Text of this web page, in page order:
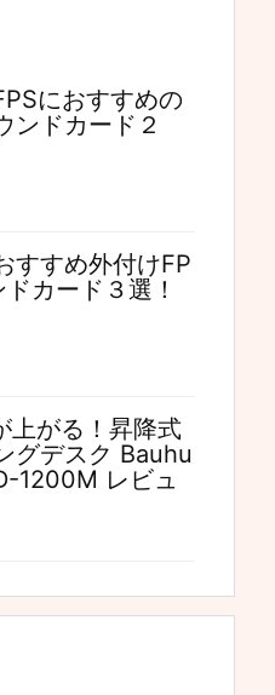
におすすめの
ンドカード２
すすめ外付けFP
カード３選！
上がる！昇降式
グデスク Bauhu
1200M レビュ